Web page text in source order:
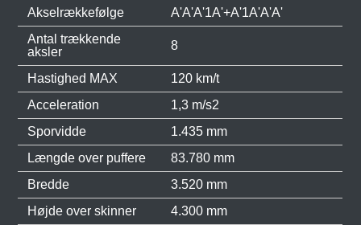
Akselrækkefølge
A'A'A'1A'+A'1A'A'A'
Antal trækkende
aksler
8
Hastighed MAX
120 km/t
Acceleration
1,3 m/s2
Sporvidde
1.435 mm
Længde over puffere
83.780 mm
Bredde
3.520 mm
Højde over skinner
4.300 mm